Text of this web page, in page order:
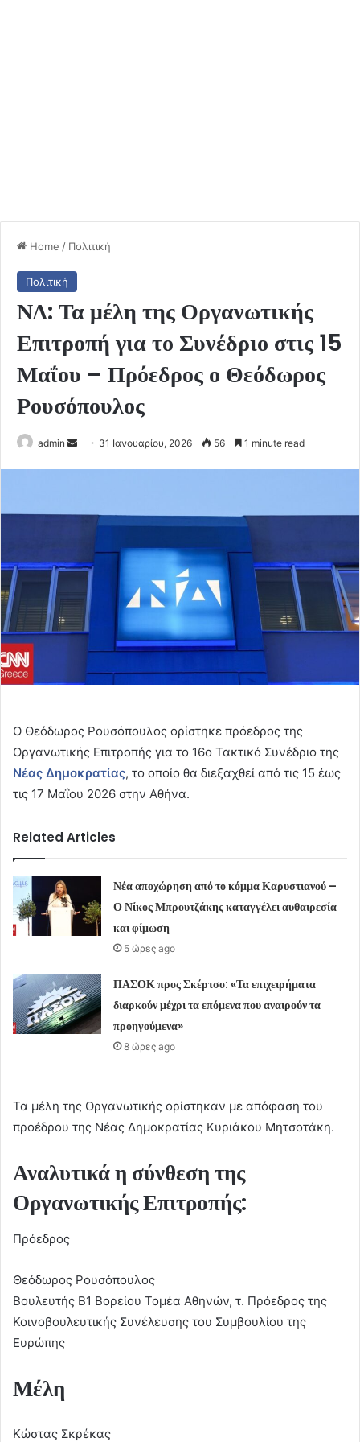
Home / Πολιτική
Πολιτική
ΝΔ: Τα μέλη της Οργανωτικής
Επιτροπή για το Συνέδριο στις 15
Μαΐου – Πρόεδρος ο Θεόδωρος
Ρουσόπουλος
admin
Send 31 Ιανουαρίου, 2026 56 1 minute read
Ο Θεόδωρος Ρουσόπουλος ορίστηκε πρόεδρος της
Οργανωτικής Επιτροπής για το 16ο Τακτικό Συνέδριο της
Νέας Δημοκρατίας, το οποίο θα διεξαχθεί από τις 15 έως
τις 17 Μαΐου 2026 στην Αθήνα.
Related Articles
Νέα αποχώρηση από το κόμμα Καρυστιανού –
Ο Νίκος Μπρουτζάκης καταγγέλει αυθαιρεσία
και φίμωση
5 ώρες ago
ΠΑΣΟΚ προς Σκέρτσο: «Τα επιχειρήματα
διαρκούν μέχρι τα επόμενα που αναιρούν τα
προηγούμενα»
8 ώρες ago
Τα μέλη της Οργανωτικής ορίστηκαν με απόφαση του
προέδρου της Νέας Δημοκρατίας Κυριάκου Μητσοτάκη.
Αναλυτικά η σύνθεση της
Οργανωτικής Επιτροπής:
Πρόεδρος
Θεόδωρος Ρουσόπουλος
Βουλευτής Β1 Βορείου Τομέα Αθηνών, τ. Πρόεδρος της
Κοινοβουλευτικής Συνέλευσης του Συμβουλίου της
Ευρώπης
Μέλη
Κώστας Σκρέκας